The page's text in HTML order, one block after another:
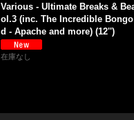
Various - Ultimate Breaks &
ol.3 (inc. The Incredible
d - Apache and more) (12'')
在庫なし